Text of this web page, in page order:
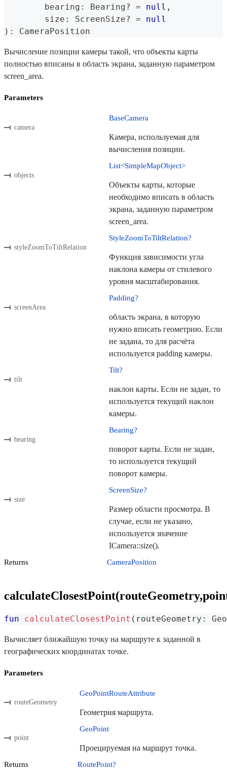
	bearing
: Bearing? = null ,
	size
: ScreenSize? =
null
) : CameraPosition
Вычисление позиции камеры такой, что объекты карты
полностью вписаны в область экрана, заданную параметром
screen_area.
Parameters
camera
BaseCamera
Камера, используемая для
вычисления позиции.
objects
List<SimpleMapObject>
Объекты карты, которые
необходимо вписать в область
экрана, заданную параметром
screen_area.
styleZoomToTiltRelation
StyleZoomToTiltRelation?
Функция зависимости угла
наклона камеры от стилевого
уровня масштабирования.
screenArea
Padding?
область экрана, в которую
нужно вписать геометрию. Если
не задана, то для расчёта
используется padding камеры.
tilt
Tilt?
наклон карты. Если не задан, то
используется текущий наклон
камеры.
bearing
Bearing?
поворот карты. Если не задан,
то используется текущий
поворот камеры.
size
ScreenSize?
Размер области просмотра. В
случае, если не указано,
используется значение
ICamera::size().
Returns CameraPosition
fun calculateClosestPoint ( routeGeometry :
Вычисляет ближайшую точку на маршруте к заданной в
географических координатах точке.
Parameters
routeGeometry
GeoPointRouteAttribute
Геометрия маршрута.
point
GeoPoint
Проецируемая на маршрут точка.
Returns RoutePoint?